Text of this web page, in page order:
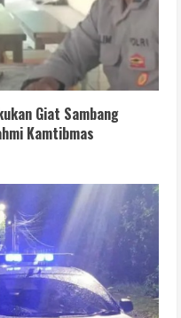
Giat Sambang
Kamtibmas